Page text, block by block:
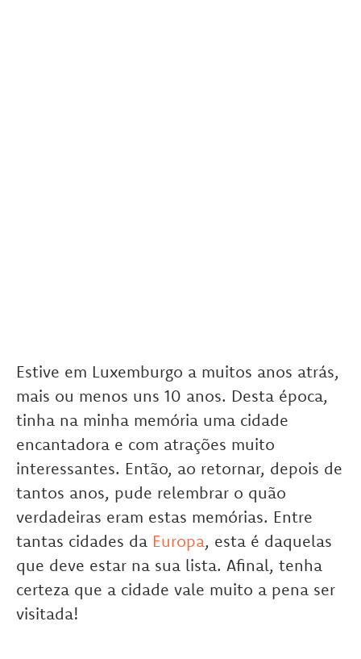
Estive em Luxemburgo a muitos anos atrás,
mais ou menos uns 10 anos. Desta época,
tinha na minha memória uma cidade
encantadora e com atrações muito
interessantes. Então, ao retornar, depois de
tantos anos, pude relembrar o quão
verdadeiras eram estas memórias. Entre
tantas cidades da Europa, esta é daquelas
que deve estar na sua lista. Afinal, tenha
certeza que a cidade vale muito a pena ser
visitada!